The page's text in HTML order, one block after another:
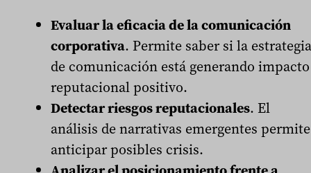
Evaluar la eficacia de la comunicación
corporativa. Permite saber si la estrategia
de comunicación está generando impacto
reputacional positivo.
Detectar riesgos reputacionales. El
análisis de narrativas emergentes permite
anticipar posibles crisis.